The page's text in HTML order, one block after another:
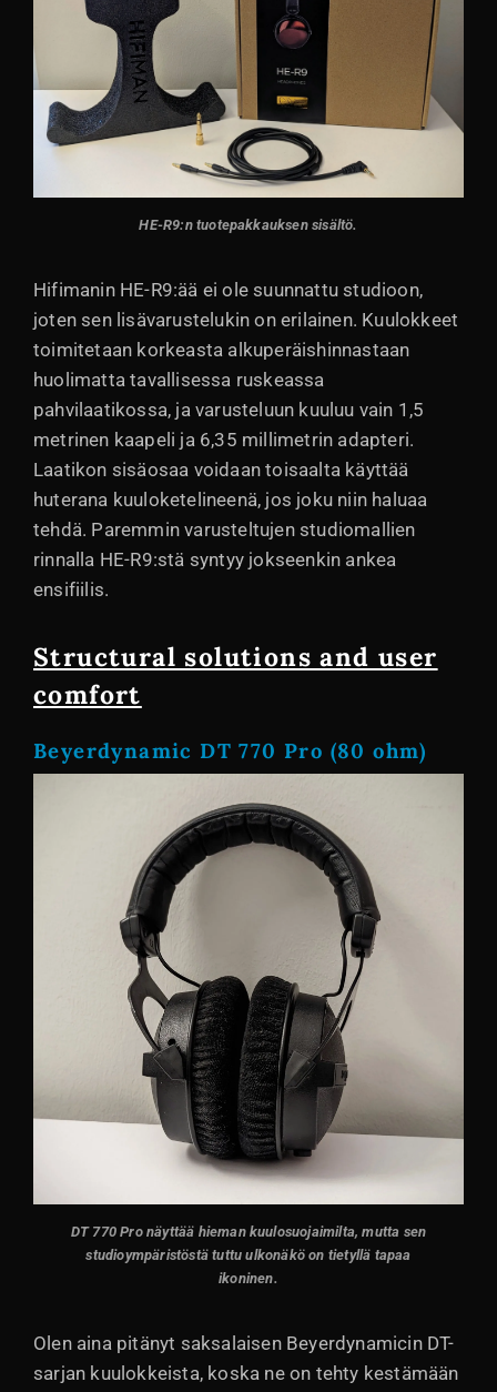
HE-R9:n tuotepakkauksen sisältö.
Hifimanin HE-R9:ää ei ole suunnattu studioon,
joten sen lisävarustelukin on erilainen. Kuulokkeet
toimitetaan korkeasta alkuperäishinnastaan
huolimatta tavallisessa ruskeassa
pahvilaatikossa, ja varusteluun kuuluu vain 1,5
metrinen kaapeli ja 6,35 millimetrin adapteri.
Laatikon sisäosaa voidaan toisaalta käyttää
huterana kuuloketelineenä, jos joku niin haluaa
tehdä. Paremmin varusteltujen studiomallien
rinnalla HE-R9:stä syntyy jokseenkin ankea
ensifiilis.
Structural solutions and user
comfort
Beyerdynamic DT 770 Pro (80 ohm)
DT 770 Pro näyttää hieman kuulosuojaimilta, mutta sen
studioympäristöstä tuttu ulkonäkö on tietyllä tapaa
ikoninen.
Olen aina pitänyt saksalaisen Beyerdynamicin DT-
sarjan kuulokkeista, koska ne on tehty kestämään